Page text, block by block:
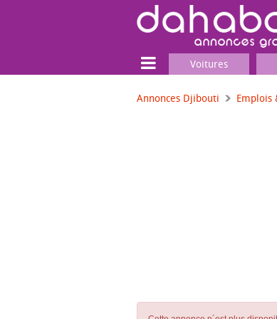
Voitures
Annonces Djibouti Emplois